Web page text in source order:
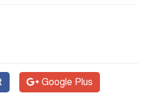
Google Plus